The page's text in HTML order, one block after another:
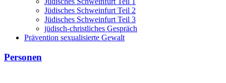
Jüdisches Schweinfurt Teil 2
Jüdisches Schweinfurt Teil 3
jüdisch-christliches Gespräch
Prävention sexualisierte Gewalt
Personen